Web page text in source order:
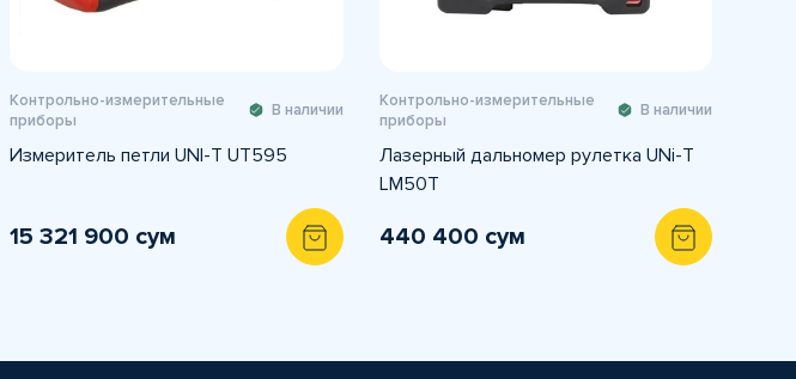
Контрольно-измерительные
приборы
В наличии
Измеритель петли UNI-T UT595
15 321 900 сум
Контрольно-измерительные
приборы
В наличии
Лазерный дальномер рулетка UNi-T
LM50T
440 400 сум